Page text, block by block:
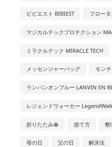
ビビエスト BIBIEST フロータ
マジカルテックプロテクション
ミラクルテック MIRACLE TECH
メッセンジャーバッグ モン
ランバンオンブルー LANVIN EN
レジェンドウォーカー
折りたたみ傘 捨て方 整
母の日 父の日 解決法